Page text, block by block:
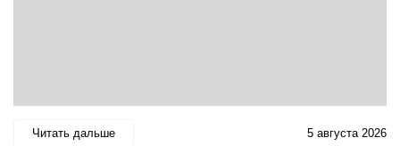
Читать дальше 5 августа 2026